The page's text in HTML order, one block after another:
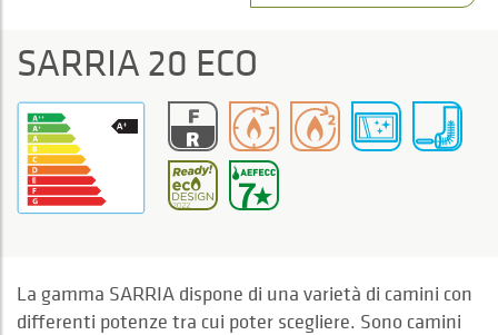
SARRIA 20 ECO
La gamma SARRIA dispone di una varietà di camini con
differenti potenze tra cui poter scegliere. Sono camini